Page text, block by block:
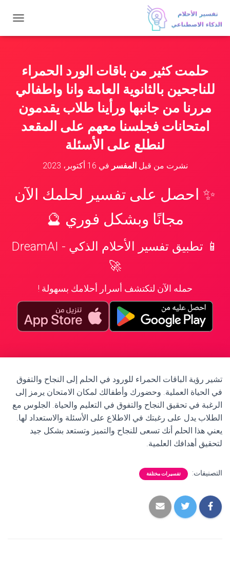
ب
ت
حلمت كثير من باقات الورد الحمراء
للناجحين بالثانوية العامة وانا واطفالي
مررنا من جانبها ورأينا طلاب يقدمون
امتحانات فجلسنا معهم على المقعد
لنطلع على الأسئلة
نشرت من قبلالمفسر في 16 أكتوبر، 2023
✨ احصل على تفسير لحلمك الآن
مجانًا وبشكل فوري 🔮
📱 تطبيق تفسير الأحلام الذكي - DreamAI
🚀
حمله الآن لتكتشف أسرار أحلامك بسهولة !
تشير رؤية الباقات الحمراء للورود في الحلم إلى النجاح والتفوق
في الحياة العملية. وحضورك وأطفالك لمكان الامتحان يرمز إلى
الرغبة في تحقيق النجاح والتفوق في التعليم والحياة. الجلوس مع
الطلاب يدل على رغبتك في الاطلاع على الأسئلة والاستعداد لها.
يعني هذا الحلم أنك تسعى للنجاح والتميز وتستعد بشكل جيد
لتحقيق أهدافك العلمية.
التصنيفات: تفسيرات مختلفة